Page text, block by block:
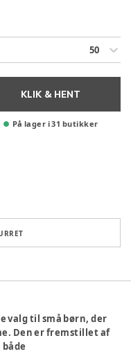
50
KLIK & HENT
På lager i 31 butikker
valg til små børn, der
Den er fremstillet af